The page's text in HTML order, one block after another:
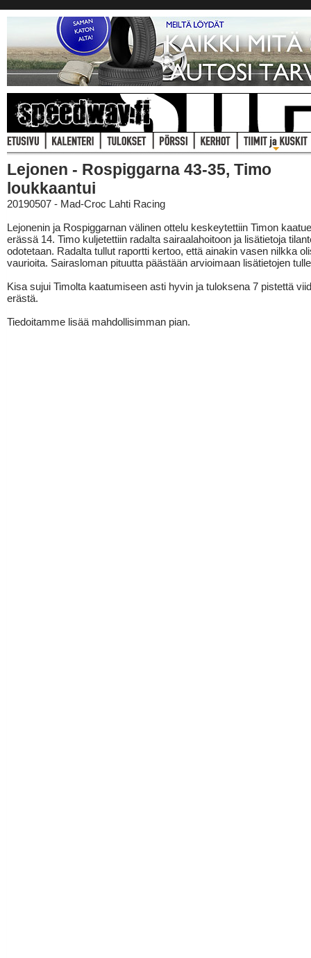
Lejonen - Rospiggarna 43-35, Timo
loukkaantui
20190507 - Mad-Croc Lahti Racing
Lejonenin ja Rospiggarnan välinen ottelu keskeytettiin Timon
erässä 14. Timo kuljetettiin radalta sairaalahoitoon ja lisätietoja
odotetaan. Radalta tullut raportti kertoo, että ainakin vasen nilkka
vaurioita. Sairasloman pituutta päästään arvioimaan lisätietojen
Kisa sujui Timolta kaatumiseen asti hyvin ja tuloksena 7 pistettä
erästä.
Tiedoitamme lisää mahdollisimman pian.